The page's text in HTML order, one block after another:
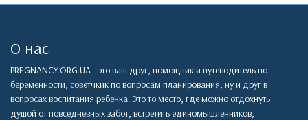
О нас
PREGNANCY.ORG.UA - это ваш друг, помощник и путеводитель по
беременности, советчкик по вопросам планирования, ну и друг в
вопросах воспитания ребенка. Это то место, где можно отдохнуть
душой от повседневных забот, встретить единомышленников,